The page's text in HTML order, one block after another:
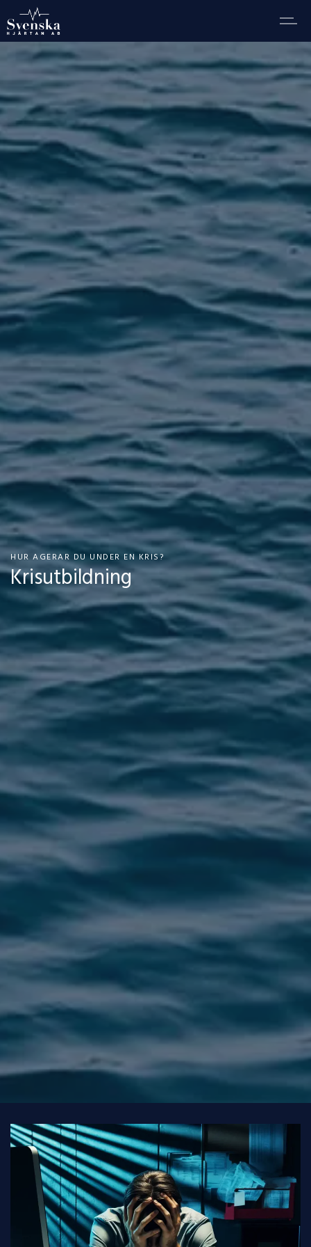
HUR AGERAR DU UNDER EN KRIS?
Krisutbildning